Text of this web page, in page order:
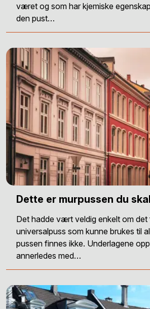
været og som har kjemiske
den pust…
Dette er murpussen du
Det hadde vært veldig enkelt om det
universalpuss som kunne brukes til
pussen finnes ikke. Underlagene
annerledes med…